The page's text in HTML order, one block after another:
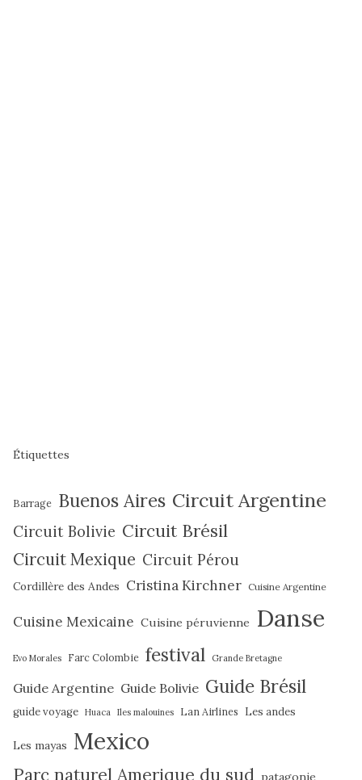
Étiquettes
Barrage Buenos Aires Circuit Argentine
Circuit Bolivie Circuit Brésil
Circuit Mexique Circuit Pérou
Cordillère des Andes Cristina Kirchner Cuisine Argentine
Cuisine Mexicaine Cuisine péruvienne Danse
Evo Morales Farc Colombie festival Grande Bretagne
Guide Argentine Guide Bolivie Guide Brésil
guide voyage Huaca Iles malouines Lan Airlines Les andes
Les mayas Mexico
Parc naturel Amerique du sud patagonie